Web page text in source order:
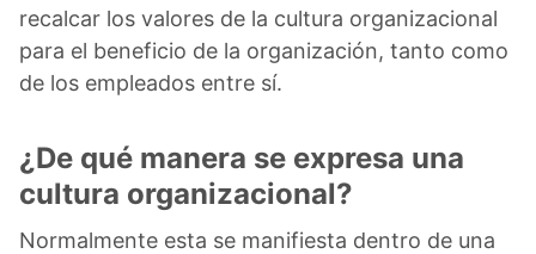
recalcar los valores de la cultura organizacional
para el beneficio de la organización, tanto como
de los empleados entre sí.
¿De qué manera se expresa una
cultura organizacional?
Normalmente esta se manifiesta dentro de una